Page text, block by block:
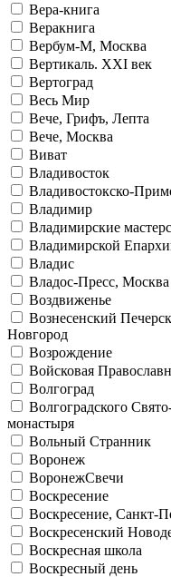
Вера-книга
Веракнига
Вербум-М, Москва
Вертикаль. XXI век
Вертоград
Весь Мир
Вече, Грифъ, Лепта
Вече, Москва
Виват
Владивосток
Владивостокско-
Владимир
Владимирские
Владимирской
Владис
Владос-Пресс, Москва
Воздвиженье
Вознесенский
Новгород
Возрождение
Войсковая
Волгоград
Волгоградского
монастыря
Вольный Странник
Воронеж
ВоронежСвечи
Воскресение
Воскресение, Санкт-
Воскресенский
Воскресная школа
Воскресный день